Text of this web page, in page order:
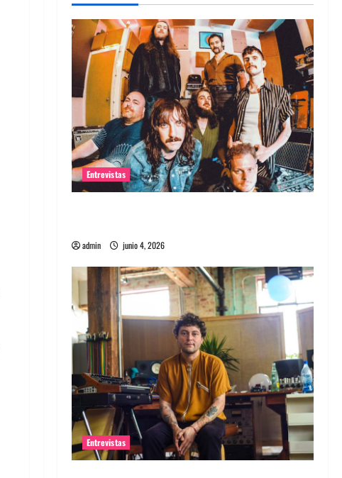
Entrevistas
admin junio 4, 2026
Entrevistas